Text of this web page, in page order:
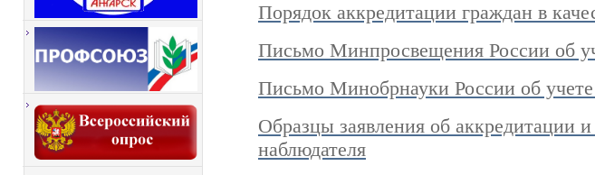
Порядок аккредитации граждан в
Письмо Минпросвещения России об
Письмо Минобрнауки России об
Образцы заявления об аккредитации
наблюдателя